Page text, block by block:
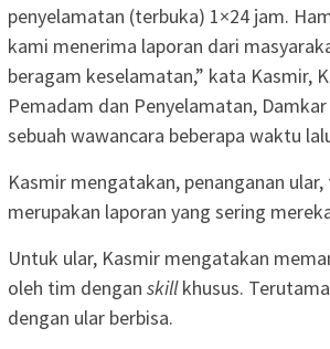
penyelamatan (terbuka) 1×24 jam.
kami menerima laporan dari
beragam keselamatan,” kata Kasmir,
Pemadam dan Penyelamatan,
sebuah wawancara beberapa waktu
Kasmir mengatakan, penanganan
merupakan laporan yang sering
Untuk ular, Kasmir mengatakan
oleh tim dengan skillkhusus.
dengan ular berbisa.